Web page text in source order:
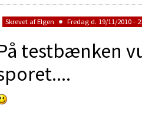
Skrevet afElgen Fredag d. 19/11/2010 -
testbænken